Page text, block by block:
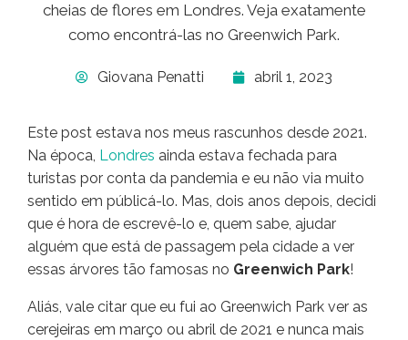
cheias de flores em Londres. Veja exatamente
como encontrá-las no Greenwich Park.
Giovana Penatti abril 1, 2023
Este post estava nos meus rascunhos desde 2021.
Na época, Londres ainda estava fechada para
turistas por conta da pandemia e eu não via muito
sentido em públicá-lo. Mas, dois anos depois, decidi
que é hora de escrevê-lo e, quem sabe, ajudar
alguém que está de passagem pela cidade a ver
essas árvores tão famosas no Greenwich Park!
Aliás, vale citar que eu fui ao Greenwich Park ver as
cerejeiras em março ou abril de 2021 e nunca mais